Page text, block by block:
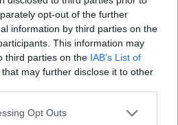
opt-out of the further
information by third parties on the
This information may
third parties on the IAB’s List of
that may further disclose it to other
Opt Outs
νεκρή
Η αδίστακτη
της